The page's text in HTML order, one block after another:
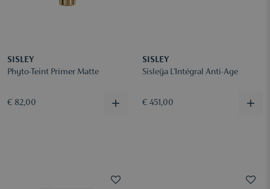
SISLEY
Phyto-Teint Primer Matte
€ 82,00
SISLEY
Sisleÿa L'Intégral Anti-Age
€ 451,00